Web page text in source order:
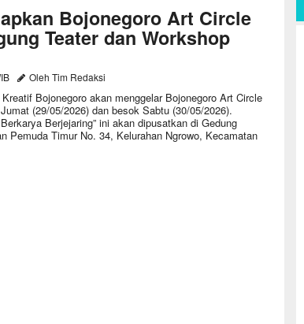
Bojonegoro Art Circle
Teater dan Workshop
Oleh Tim Redaksi
Bojonegoro akan menggelar Bojonegoro Art Circle
(29/05/2026) dan besok Sabtu (30/05/2026).
Berjejaring” ini akan dipusatkan di Gedung
Pemuda Timur No. 34, Kelurahan Ngrowo, Kecamatan